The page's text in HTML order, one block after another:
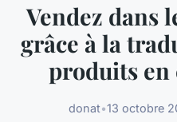
Vendez dans
grâce à la
produits en
donat•13 octobre